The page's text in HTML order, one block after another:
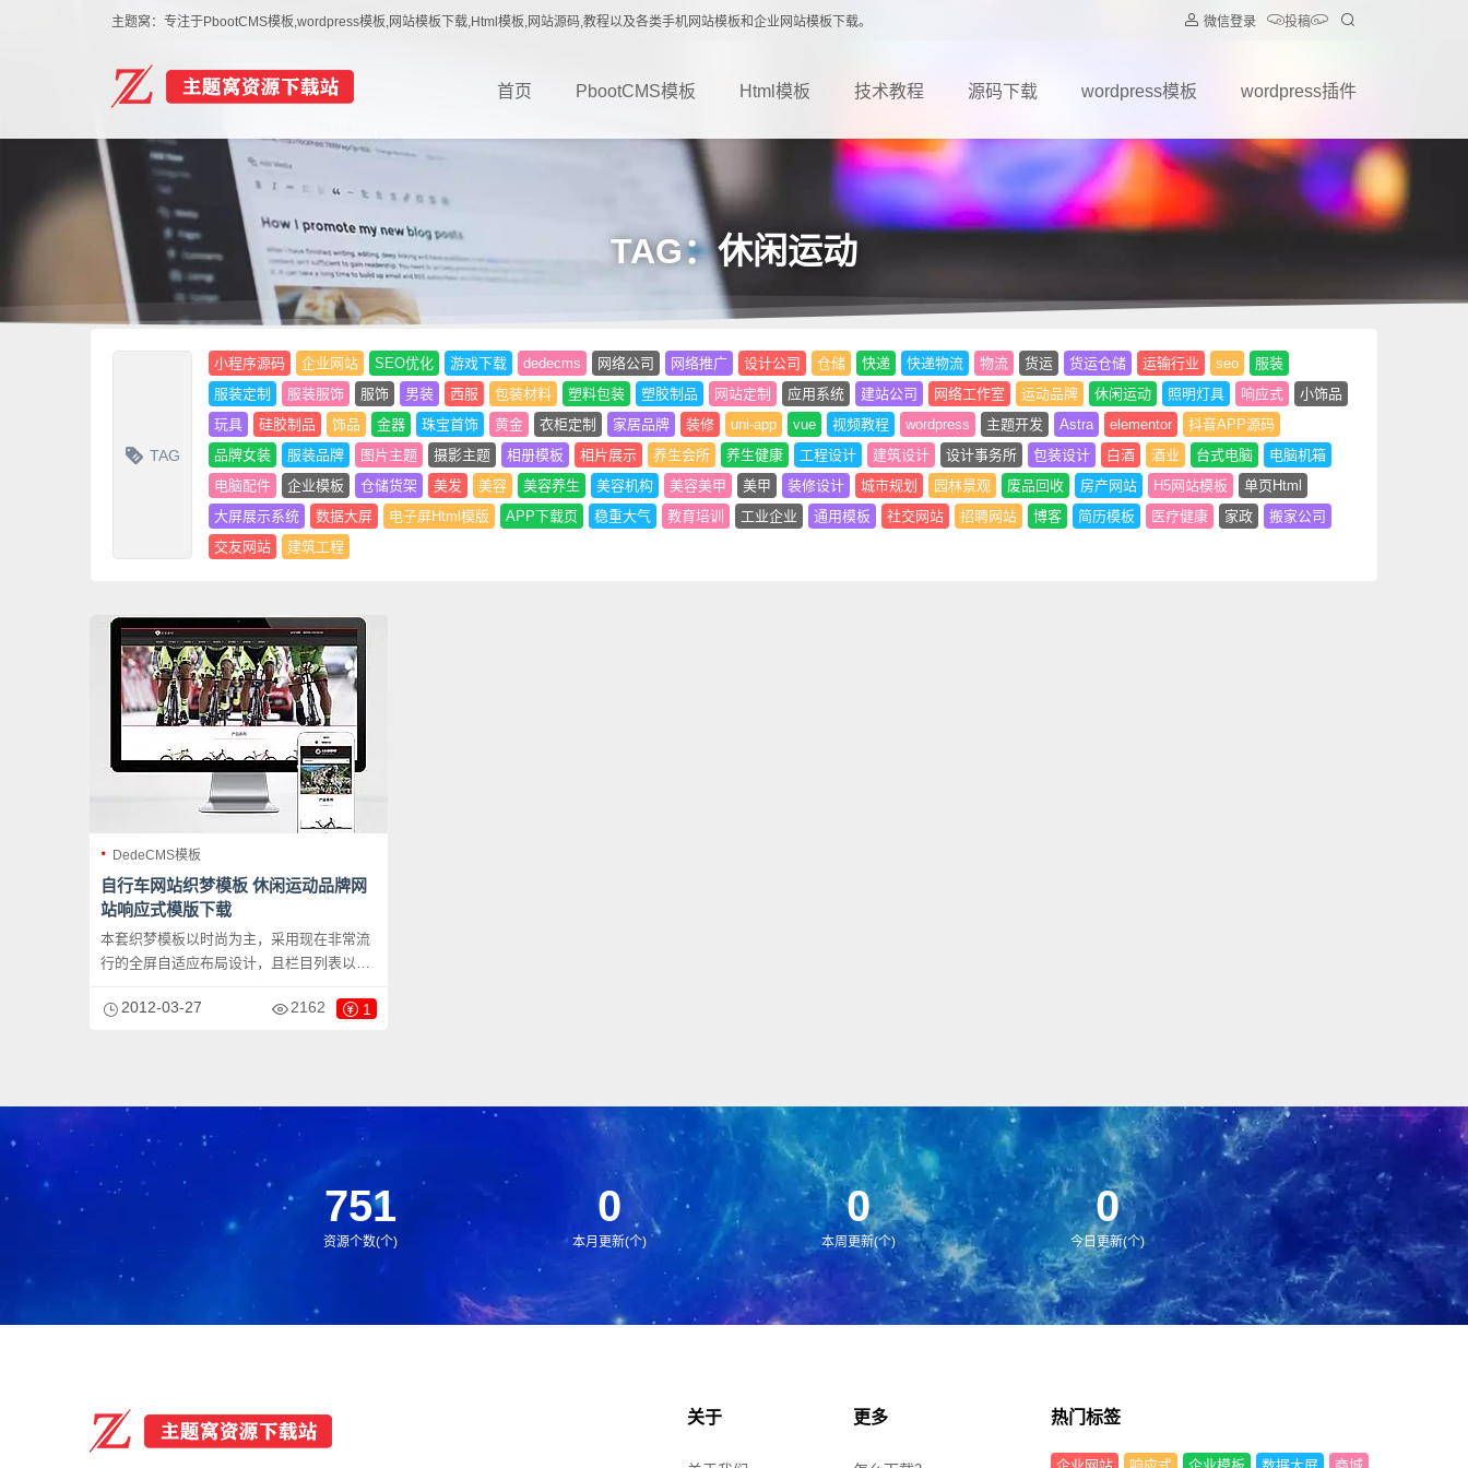
主题窝：专注于PbootCMS模板,wordpress模板,网站模板下载,Html模板,网站源码,教程以及各类手机网站模板和企业网站模板下载。 微信登录 投稿
首页 PbootCMS模板 Html模板 技术教程 源码下载 wordpress模板 wordpress插件
TAG：休闲运动
TAG
小程序源码 企业网站 SEO优化 游戏下载 dedecms 网络公司 网络推广 设计公司 仓储 快递 快递物流 物流 货运 货运仓储 运输行业 seo
服装
服装定制
服装服饰 服饰 男装 西服 包装材料 塑料包装 塑胶制品 网站定制 应用系统 建站公司 网络工作室 运动品牌 休闲运动 照明灯具 响应式
小饰品
玩具
硅胶制品 饰品 金器 珠宝首饰 黄金 衣柜定制 家居品牌 装修 uni-app vue 视频教程 wordpress 主题开发 Astra elementor
抖音APP源码
品牌女装
服装品牌 图片主题 摄影主题 相册模板 相片展示 养生会所 养生健康 工程设计 建筑设计 设计事务所 包装设计 白酒 酒业 台式电脑
电脑机箱
电脑配件
企业模板 仓储货架 美发 美容 美容养生 美容机构 美容美甲 美甲 装修设计 城市规划 园林景观 废品回收 房产网站 H5网站模板
单页Html
大屏展示系统
数据大屏 电子屏Html模版 APP下载页 稳重大气 教育培训 工业企业 通用模板 社交网站 招聘网站 博客 简历模板 医疗健康 家政
搬家公司
交友网站
建筑工程
DedeCMS模板
自行车网站织梦模板 休闲运动品牌网
站响应式模版下载
本套织梦模板以时尚为主，采用现在非常流
行的全屏自适应布局设计，且栏目列表以简
小而自动响应式排版，很大程度上改善了页
2012-03-27 2162 1
751
资源个数(个)
0
本月更新(个)
0
本周更新(个)
0
今日更新(个)
关于 更多 热门标签